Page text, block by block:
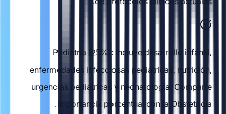
Pediatría (25%): Incluye desarrollo infantil,
enfermedades infecciosas pediátricas, nutrición,
urgencias pediátricas y neonatología. Comparte
importancia porcentual con la Obstetricia.